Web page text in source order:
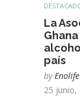
La
país
by Enolife
25 junio,